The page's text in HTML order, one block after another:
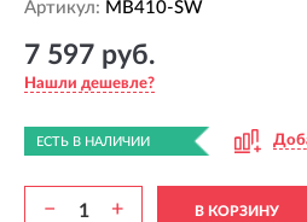
Артикул: MB410-SW
7 597 руб.
Нашли дешевле?
ЕСТЬ В НАЛИЧИИ
− + В КОРЗИНУ